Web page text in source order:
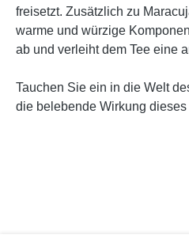
freisetzt. Zusätzlich zu
warme und würzige
ab und verleiht dem Tee eine
Tauchen Sie ein in die Welt
die belebende Wirkung